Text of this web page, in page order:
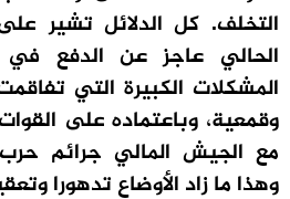
التخلف. كل الدلائل تشير
الحالي عاجز عن الدفع في
المشكلات الكبيرة التي
وقمعية، وباعتماده على
مع الجيش المالي جرائم
وهذا ما زاد الأوضاع تدهورا